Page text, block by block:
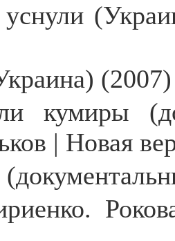
(2007)
кумиры
| Новая